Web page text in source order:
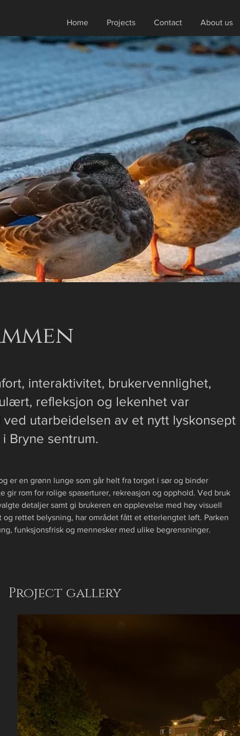
Home Projects Contact About us
interaktivitet, brukervennlighet,
refleksjon og lekenhet var
utarbeidelsen av et nytt lyskonsept
Bryne sentrum.
er en grønn lunge som går helt fra torget i sør og binder
gir rom for rolige spaserturer, rekreasjon og opphold. Ved bruk
detaljer samt gi brukeren en opplevelse med høy visuell
rettet belysning, har området fått et etterlengtet løft. Parken
funksjonsfrisk og mennesker med ulike begrensninger.
Project gallery